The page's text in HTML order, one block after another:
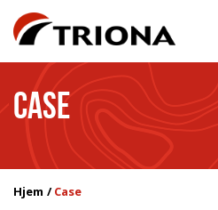
CASE
Hjem Case